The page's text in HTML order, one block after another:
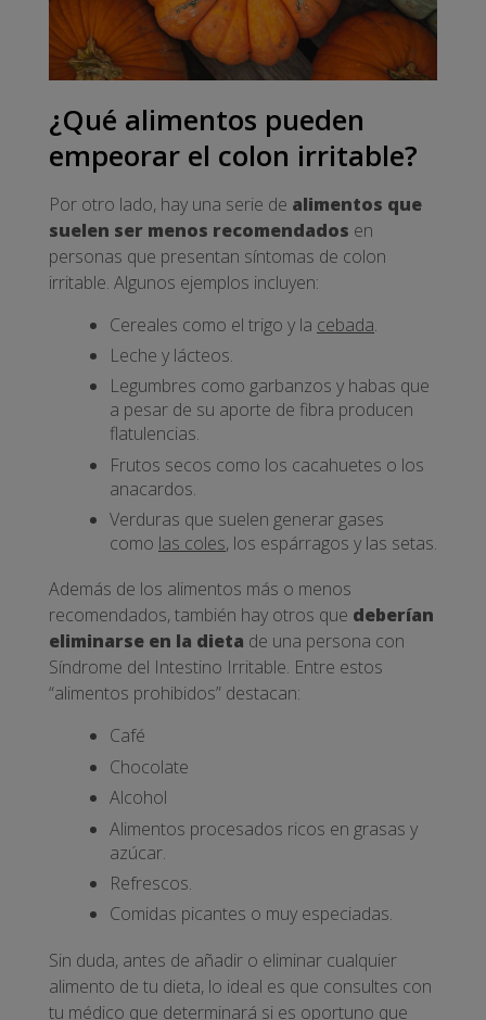
¿Qué alimentos pueden
empeorar el colon irritable?
Por otro lado, hay una serie de alimentos que
suelen ser menos recomendados en
personas que presentan síntomas de colon
irritable. Algunos ejemplos incluyen:
Cereales como el trigo y la cebada.
Leche y lácteos.
Legumbres como garbanzos y habas que
a pesar de su aporte de fibra producen
flatulencias.
Frutos secos como los cacahuetes o los
anacardos.
Verduras que suelen generar gases
como las coles, los espárragos y las setas.
Además de los alimentos más o menos
recomendados, también hay otros que deberían
eliminarse en la dieta de una persona con
Síndrome del Intestino Irritable. Entre estos
“alimentos prohibidos” destacan:
Café
Chocolate
Alcohol
Alimentos procesados ricos en grasas y
azúcar.
Refrescos.
Comidas picantes o muy especiadas.
Sin duda, antes de añadir o eliminar cualquier
alimento de tu dieta, lo ideal es que consultes con
tu médico que determinará si es oportuno que